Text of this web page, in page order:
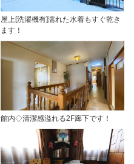
屋上[洗濯機有]濡れた水着もすぐ乾き
ます！
館内◇清潔感溢れる2F廊下です！